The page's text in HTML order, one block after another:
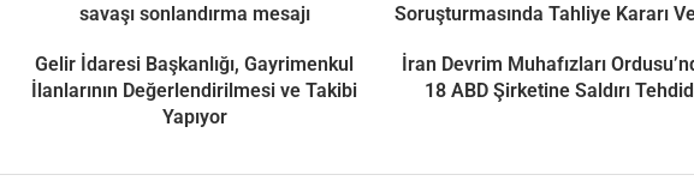
savaşı sonlandırma mesajı
Soruşturmasında Tahliye Kararı
Gelir İdaresi Başkanlığı, Gayrimenkul
İlanlarının Değerlendirilmesi ve Takibi
Yapıyor
İran Devrim Muhafızları
18 ABD Şirketine Saldırı